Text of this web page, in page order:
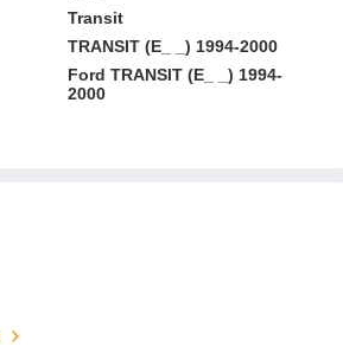
Transit
TRANSIT (E_ _) 1994-2000
Ford TRANSIT (E_ _) 1994-
2000